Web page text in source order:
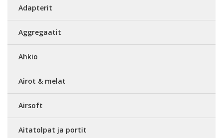
Adapterit
Aggregaatit
Ahkio
Airot & melat
Airsoft
Aitatolpat ja portit